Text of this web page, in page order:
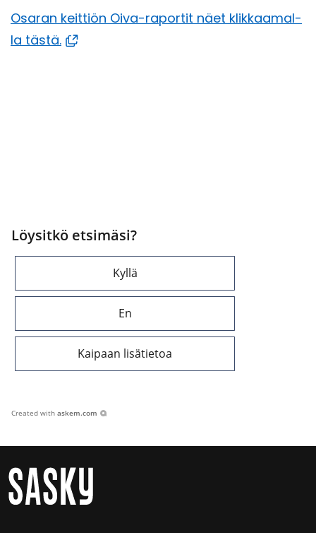
Osa­ran keit­tiön Oiva-​raportit näet klik­kaa­mal­
la tästä.
Löysitkö etsimäsi?
Kyllä
En
Kaipaan lisätietoa
Created with askem.com